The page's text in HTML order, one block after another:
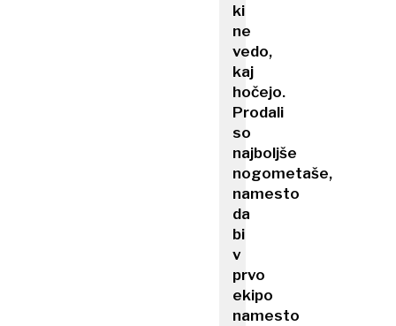
ki
ne
vedo,
kaj
hočejo.
Prodali
so
najboljše
nogometaše,
namesto
da
bi
v
prvo
ekipo
namesto